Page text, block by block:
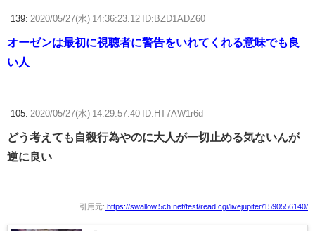
139: 2020/05/27(水) 14:36:23.12 ID:BZD1ADZ60
オーゼンは最初に視聴者に警告をいれてくれる意味でも良
い人
105: 2020/05/27(水) 14:29:57.40 ID:HT7AW1r6d
どう考えても自殺行為やのに大人が一切止める気ないんが
逆に良い
引用元: https://swallow.5ch.net/test/read.cgi/livejupiter/1590556140/